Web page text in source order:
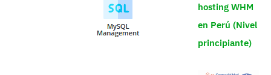
hosting WHM
en Perú (Nivel
principiante)